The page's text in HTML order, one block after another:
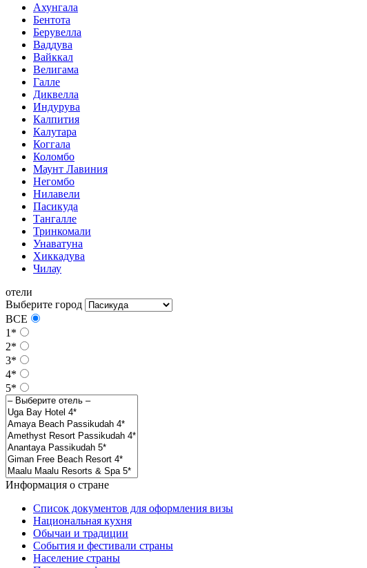
Ахунгала
Бентота
Берувелла
Ваддува
Вайккал
Велигама
Галле
Диквелла
Индурува
Калпития
Калутара
Коггала
Коломбо
Маунт Лавиния
Негомбо
Нилавели
Пасикуда
Тангалле
Тринкомали
Унаватуна
Хиккадува
Чилау
отели
Выберите город
ВСЕ
1*
2*
3*
4*
5*
Информация о стране
Список документов для оформления визы
Национальная кухня
Обычаи и традиции
События и фестивали страны
Население страны